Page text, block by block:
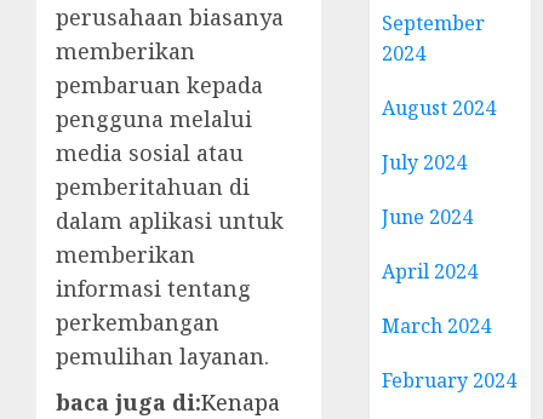
perusahaan biasanya
memberikan
pembaruan kepada
pengguna melalui
media sosial atau
pemberitahuan di
dalam aplikasi untuk
memberikan
informasi tentang
perkembangan
pemulihan layanan.
baca juga di:Kenapa
September
2024
August 2024
July 2024
June 2024
April 2024
March 2024
February 2024